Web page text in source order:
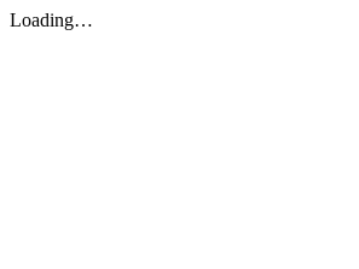
Loading…